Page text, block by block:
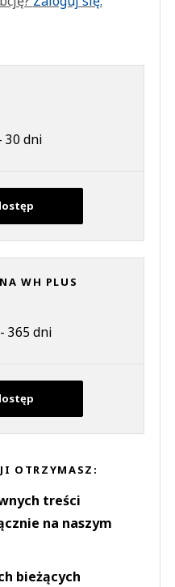
30 dni
WH PLUS
365 dni
OTRZYMASZ:
treści
na naszym
bieżących